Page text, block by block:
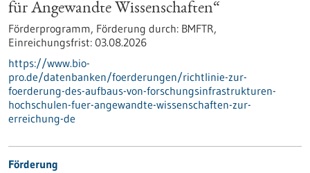
für Angewandte Wissenschaften“
Förderprogramm, Förderung durch: BMFTR,
Einreichungsfrist: 03.08.2026
https://www.bio-
pro.de/datenbanken/foerderungen/richtlinie-zur-
foerderung-des-aufbaus-von-forschungsinfrastrukturen-
hochschulen-fuer-angewandte-wissenschaften-zur-
erreichung-de
Förderung